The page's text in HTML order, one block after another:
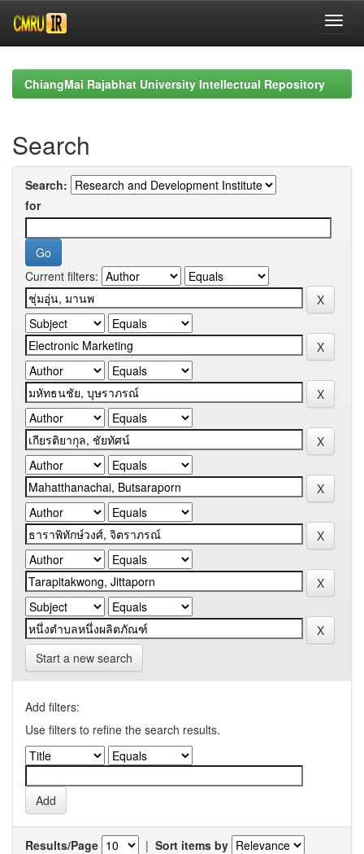
navigationChiangMai Rajabhat University Intellectual Repository
Search
Search:
for
Current filters:
Start a new search
Add filters:
Use filters to refine the search results.
Results/Page | Sort items by